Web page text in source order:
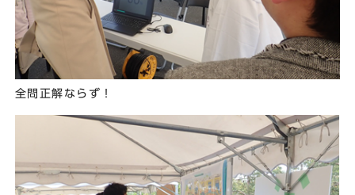
全問正解ならず！